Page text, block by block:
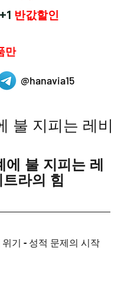
반값할인
만
@hanavia15
불 지피는 레비
에 불 지피는 레
트라의 힘
기 - 성적 문제의 시작